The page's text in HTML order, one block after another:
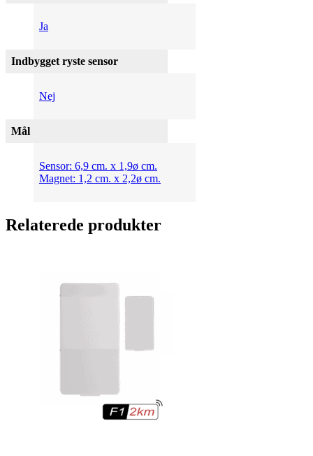
Ja
Indbygget ryste sensor
Nej
Mål
Sensor: 6,9 cm. x 1,9ø cm.
Magnet: 1,2 cm. x 2,2ø cm.
Relaterede produkter